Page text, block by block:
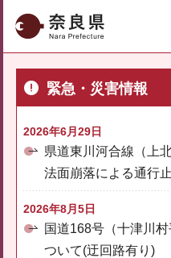
奈良県
緊急・災害情報
2026年6月29日
県道東川河合線（上
法面崩落による通行
2026年8月5日
国道168号（十津川
ついて(迂回路有り)